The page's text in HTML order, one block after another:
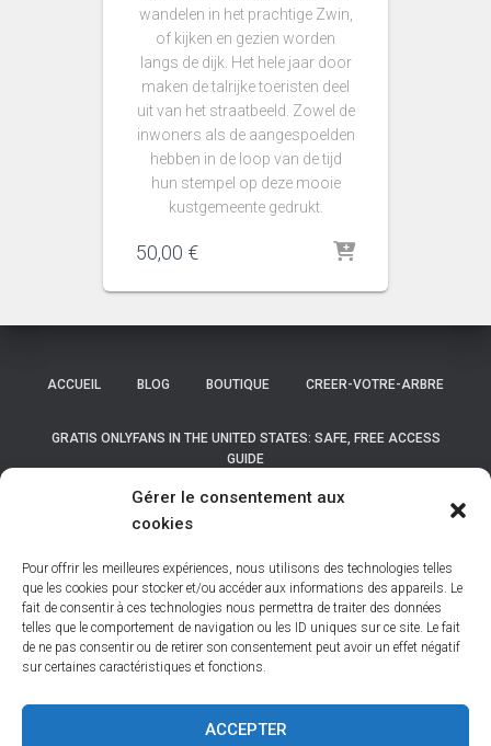
Gérer le consentement aux
cookies
Pour offrir les meilleures expériences, nous utilisons des technologies telles
que les cookies pour stocker et/ou accéder aux informations des appareils. Le
fait de consentir à ces technologies nous permettra de traiter des données
telles que le comportement de navigation ou les ID uniques sur ce site. Le fait
de ne pas consentir ou de retirer son consentement peut avoir un effet négatif
sur certaines caractéristiques et fonctions.
ACCEPTER
wandelen in het prachtige Zwin,
of kijken en gezien worden
langs de dijk. Het hele jaar door
maken de talrijke toeristen deel
uit van het straatbeeld. Zowel de
inwoners als de aangespoelden
hebben in de loop van de tijd
hun stempel op deze mooie
kustgemeente gedrukt.
50,00 €
ACCUEIL BLOG BOUTIQUE CREER-VOTRE-ARBRE
GRATIS ONLYFANS IN THE UNITED STATES: SAFE, FREE ACCESS
GUIDE
LISTE DES COMMUNES DE BELGIQUE
LISTE DES COMMUNES DES HAUTS DE FRANCE MON COMPTE